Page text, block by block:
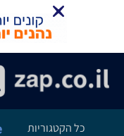
כל הקטגוריות